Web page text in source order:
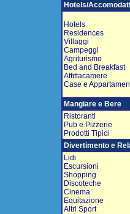
Hotels/
Hotels
Residences
Villaggi
Campeggi
Agriturismo
Bed and Breakfast
Affittacamere
Case e
Mangiare e Bere
Ristoranti
Pub e Pizzerie
Prodotti Tipici
Divertimento e
Lidi
Escursioni
Shopping
Discoteche
Cinema
Equitazione
Altri Sport